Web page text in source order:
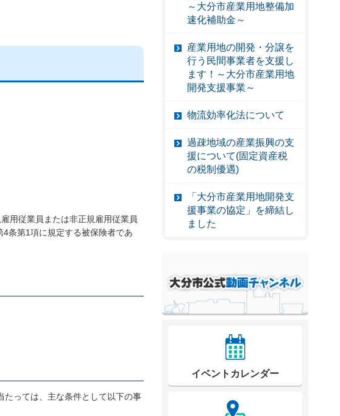
用従業員または非正規雇用従業員
条第1項に規定する被保険者であ
たっては、主な条件として以下の事
～大分市産業用地整備加
速化補助金～
産業用地の開発・分譲を
行う民間事業者を支援し
ます！～大分市産業用地
開発支援事業～
物流効率化法について
過疎地域の産業振興の支
援について(固定資産税
の税制優遇)
「大分市産業用地開発支
援事業の協定」を締結し
ました
イベントカレンダー